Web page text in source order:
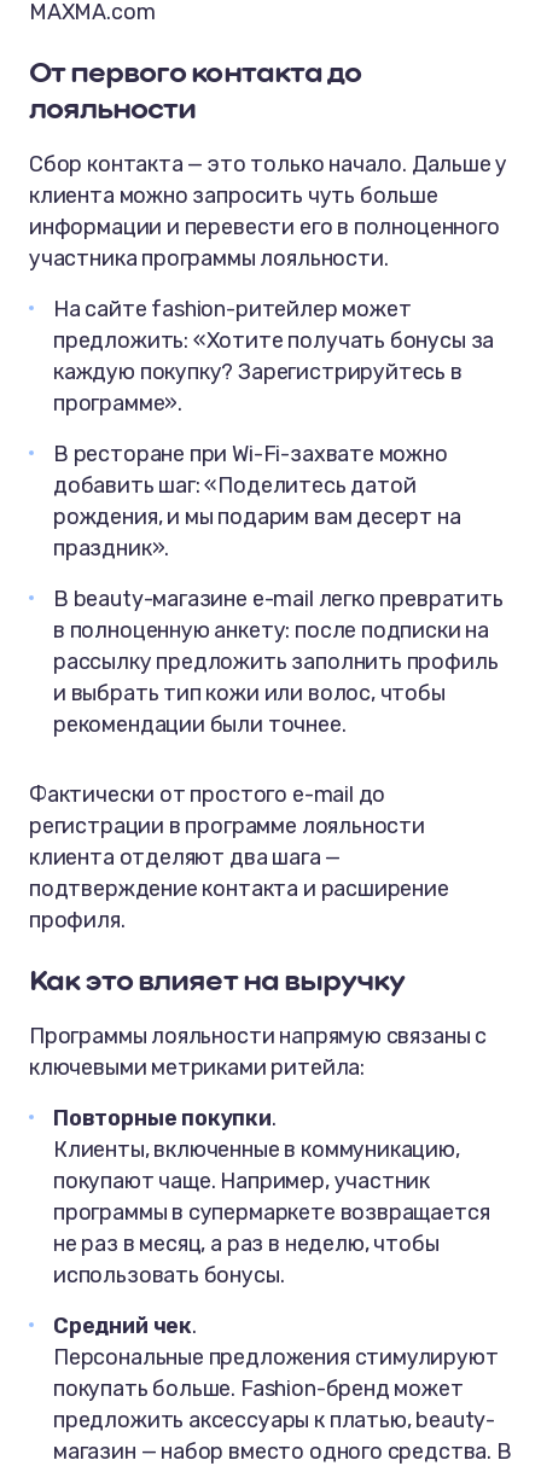
MAXMA.com
От первого контакта до
лояльности
Сбор контакта — это только начало. Дальше у
клиента можно запросить чуть больше
информации и перевести его в полноценного
участника программы лояльности.
На сайте fashion-ритейлер может
предложить: «Хотите получать бонусы за
каждую покупку? Зарегистрируйтесь в
программе».
В ресторане при Wi-Fi-захвате можно
добавить шаг:«Поделитесь датой
рождения, и мы подарим вам десерт на
праздник».
В beauty-магазине e-mail легко превратить
в полноценную анкету: после подписки на
рассылку предложить заполнить профиль
и выбрать тип кожи или волос, чтобы
рекомендации были точнее.
Фактически от простого e-mail до
регистрации в программе лояльности
клиента отделяют два шага —
подтверждение контакта и расширение
профиля.
Как это влияет на выручку
Программы лояльности напрямую связаны с
ключевыми метриками ритейла:
Повторные покупки.
Клиенты, включенные в коммуникацию,
покупают чаще. Например, участник
программы в супермаркете возвращается
не раз в месяц, а раз в неделю, чтобы
использовать бонусы.
Средний чек.
Персональные предложения стимулируют
покупать больше. Fashion-бренд может
предложить аксессуары к платью, beauty-
магазин — набор вместо одного средства. В